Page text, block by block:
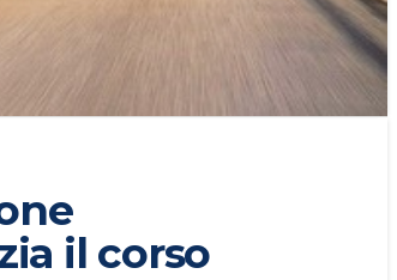
il corso